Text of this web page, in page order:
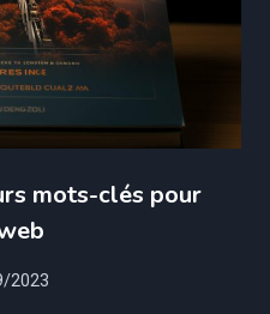
mots-clés pour
2023